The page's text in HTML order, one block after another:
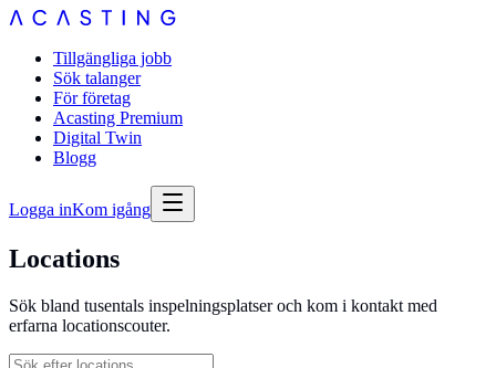
Tillgängliga jobb
Sök talanger
För företag
Acasting Premium
Digital Twin
Blogg
Logga inKom igång
Locations
Sök bland tusentals inspelningsplatser och kom i kontakt med
erfarna locationscouter.